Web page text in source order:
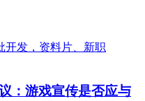
：游戏宣传是否应与